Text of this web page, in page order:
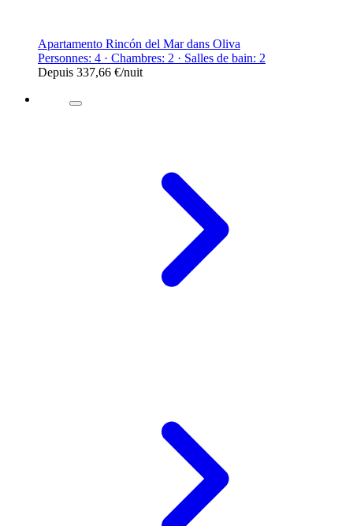
Apartamento Rincón del Mar dans Oliva
Personnes: 4 · Chambres: 2 · Salles de bain: 2
Depuis 337,66 €/nuit